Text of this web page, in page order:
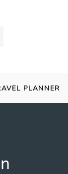
PLANNER